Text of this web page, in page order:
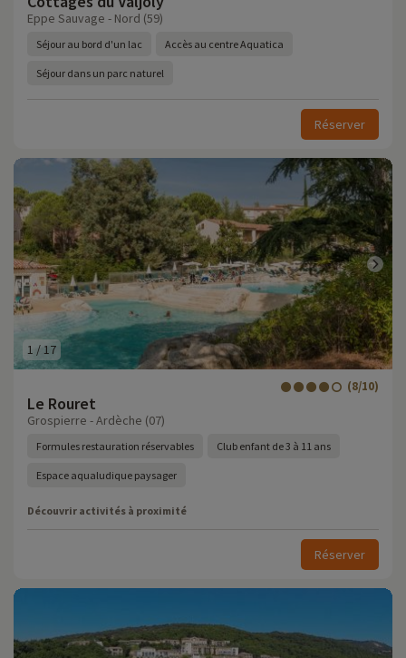
Eppe Sauvage - Nord (59)
Séjour au bord d'un lac Accès au centre Aquatica
Séjour dans un parc naturel
Réserver
1 /17
Le Rouret
(8/10)
Grospierre - Ardèche (07)
Formules restauration réservables Club enfant de 3 à 11 ans
Espace aqualudique paysager
Découvrir activités à proximité
Réserver